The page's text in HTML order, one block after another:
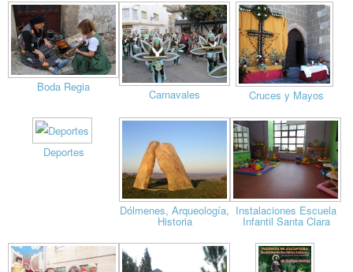
Boda Regia
Carnavales Cruces y Mayos
Deportes
Dólmenes, Arqueología,
Historia
Instalaciones Escuela
Infantil Santa Clara